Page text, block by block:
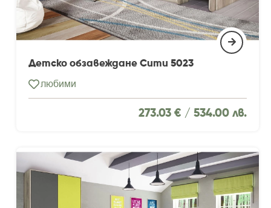
Детско обзавеждане Сити 5023
любими
273.03 € / 534.00 лв.